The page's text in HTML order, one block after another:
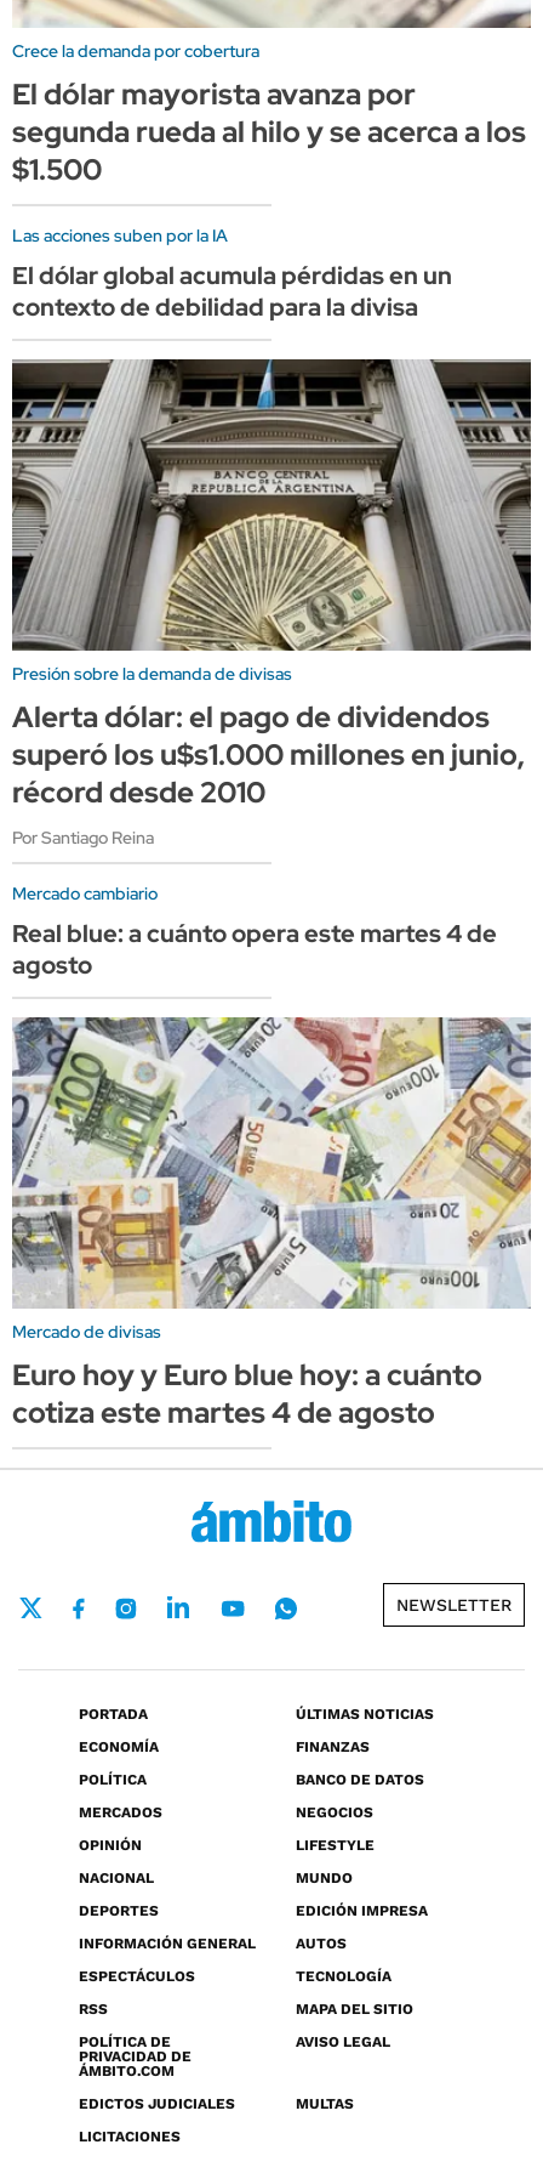
Crece la demanda por cobertura
El dólar mayorista avanza por
segunda rueda al hilo y se acerca a los
$1.500
Las acciones suben por la IA
El dólar global acumula pérdidas en un
contexto de debilidad para la divisa
Presión sobre la demanda de divisas
Alerta dólar: el pago de dividendos
superó los u$s1.000 millones en junio,
récord desde 2010
Por Santiago Reina
Mercado cambiario
Real blue: a cuánto opera este martes 4 de
agosto
Mercado de divisas
Euro hoy y Euro blue hoy: a cuánto
cotiza este martes 4 de agosto
NEWSLETTER
PORTADA
ÚLTIMAS NOTICIAS
ECONOMÍA
FINANZAS
POLÍTICA
BANCO DE DATOS
MERCADOS
NEGOCIOS
OPINIÓN
LIFESTYLE
NACIONAL
MUNDO
DEPORTES
EDICIÓN IMPRESA
INFORMACIÓN GENERAL
AUTOS
ESPECTÁCULOS
TECNOLOGÍA
RSS
MAPA DEL SITIO
POLÍTICA DE
PRIVACIDAD DE
ÁMBITO.COM
AVISO LEGAL
EDICTOS JUDICIALES
MULTAS
LICITACIONES